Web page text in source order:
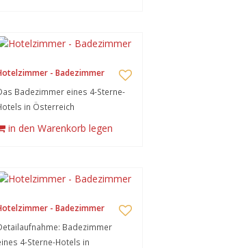
- Badezimmer
Badezimmer eines 4-Sterne-
in Österreich
in den Warenkorb legen
- Badezimmer
Badezimmer
4-Sterne-Hotels in